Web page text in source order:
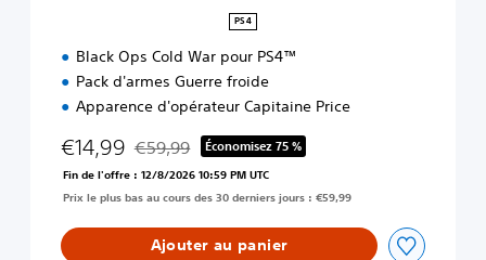
PS4
Black Ops Cold War pour PS4™
Pack d'armes Guerre froide
Apparence d'opérateur Capitaine Price
€14,99 Remise par rapport au prix d'origine de €59,99
€59,99 Économisez 75 %
Fin de l'offre : 12/8/2026 10:59 PM UTC
Prix le plus bas au cours des 30 derniers jours : €59,99
Ajouter au panier